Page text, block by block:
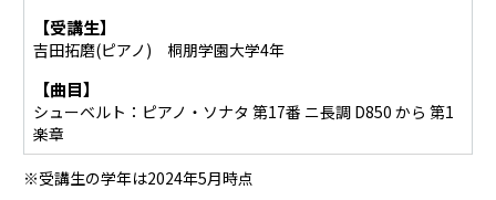
【受講生】
吉田拓磨(ピアノ) 桐朋学園大学4年
【曲目】
シューベルト：ピアノ・ソナタ 第17番 ニ長調 D850 から 第1
楽章
※受講生の学年は2024年5月時点